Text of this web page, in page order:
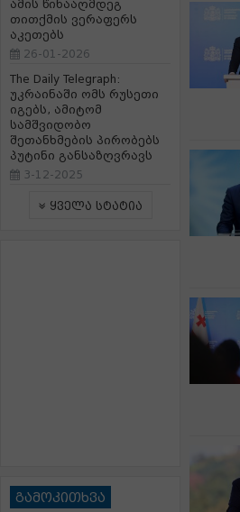
ამის წინააღმდეგ
თითქმის ვერაფერს
აკეთებს
26-01-2026
The Daily Telegraph:
უკრაინაში ომს რუსეთი
იგებს, ამიტომ
სამშვიდობო
შეთანხმების პირობებს
პუტინი განსაზღვრავს
3-12-2025
ყველა სტატია
გამოკითხვა